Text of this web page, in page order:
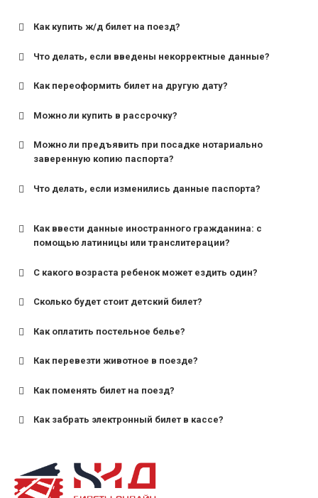
Как купить ж/д билет на поезд?
Что делать, если введены некорректные данные?
Как переоформить билет на другую дату?
Можно ли купить в рассрочку?
Можно ли предъявить при посадке нотариально
заверенную копию паспорта?
Что делать, если изменились данные паспорта?
Как ввести данные иностранного гражданина: с
помощью латиницы или транслитерации?
С какого возраста ребенок может ездить один?
для поездов дальнего следования — от 10 лет и
для пригородных поездов — от 7 лет.
Сколько будет стоит детский билет?
Как оплатить постельное белье?
Как перевезти животное в поезде?
Как поменять билет на поезд?
Как забрать электронный билет в кассе?
назвав кассиру 14-значный номер заказа;